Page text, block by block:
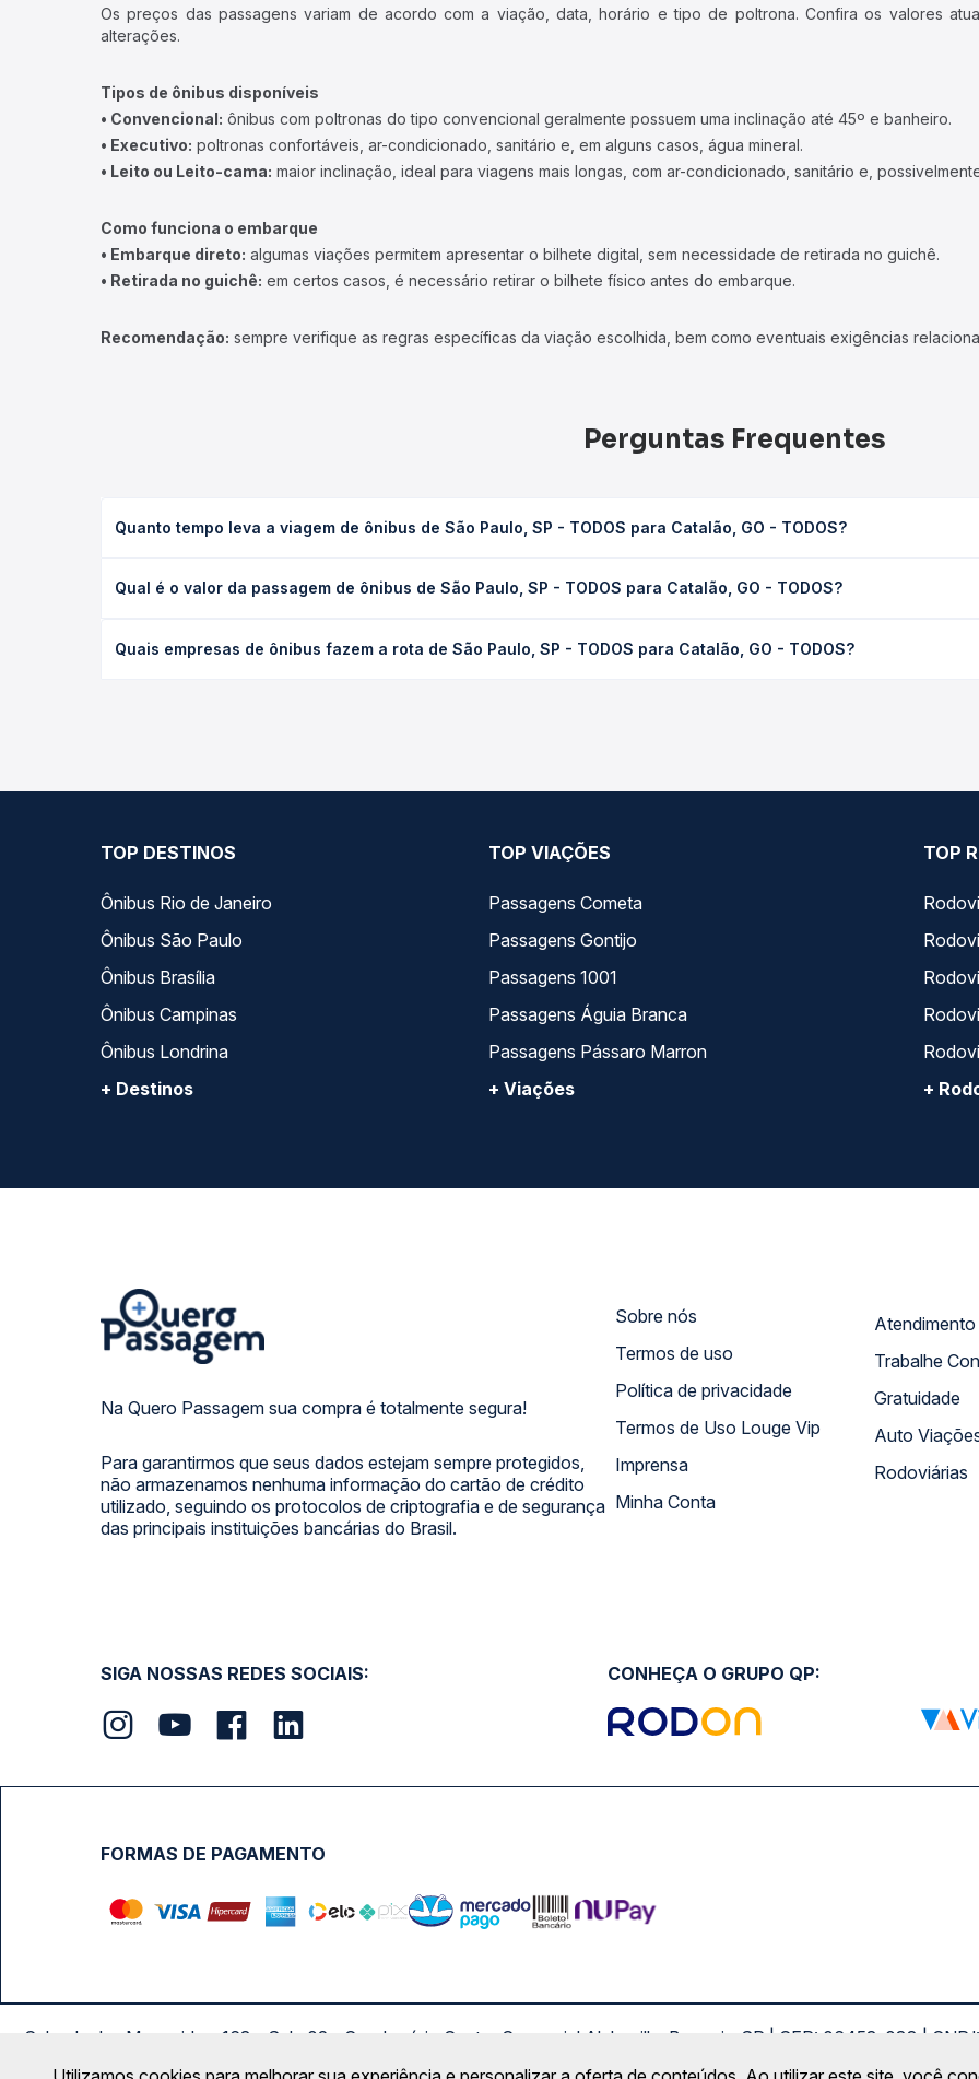
Os preços das passagens variam de acordo com a viação, data, horário e tipo de poltrona. Confira os valores
alterações.
Tipos de ônibus disponíveis
• Convencional: ônibus com poltronas do tipo convencional geralmente possuem uma inclinação até 45º e banheiro.
• Executivo: poltronas confortáveis, ar-condicionado, sanitário e, em alguns casos, água mineral.
• Leito ou Leito-cama: maior inclinação, ideal para viagens mais longas, com ar-condicionado, sanitário e,
Como funciona o embarque
• Embarque direto: algumas viações permitem apresentar o bilhete digital, sem necessidade de retirada no guichê.
• Retirada no guichê: em certos casos, é necessário retirar o bilhete físico antes do embarque.
Recomendação: sempre verifique as regras específicas da viação escolhida, bem como eventuais exigências
Perguntas Frequentes
Quanto tempo leva a viagem de ônibus de São Paulo, SP - TODOS para Catalão, GO - TODOS?
executivo ou leito) e as condições de tráfego. Na Quero Passagem você consulta os horários disponíveis e vê a
Qual é o valor da passagem de ônibus de São Paulo, SP - TODOS para Catalão, GO - TODOS?
de poltrona e a antecedência da compra. Na Quero Passagem você compara os preços de todas as viações em
Quais empresas de ônibus fazem a rota de São Paulo, SP - TODOS para Catalão, GO - TODOS?
TOP DESTINOS
Ônibus Rio de Janeiro
Ônibus São Paulo
Ônibus Brasília
Ônibus Campinas
Ônibus Londrina
+ Destinos
TOP VIAÇÕES
Passagens Cometa
Passagens Gontijo
Passagens 1001
Passagens Águia Branca
Passagens Pássaro Marron
+ Viações
TOP
+
Na Quero Passagem sua compra é totalmente segura!
Para garantirmos que seus dados estejam sempre protegidos,
não armazenamos nenhuma informação do cartão de crédito
utilizado, seguindo os protocolos de criptografia e de segurança
das principais instituições bancárias do Brasil.
Sobre nós
Termos de uso
Política de privacidade
Termos de Uso Louge Vip
Imprensa
Minha Conta
Trabalhe
Gratuidade
Auto
Rodoviárias
SIGA NOSSAS REDES SOCIAIS: CONHEÇA O GRUPO QP:
FORMAS DE PAGAMENTO
Calçada das Margaridas, 163 - Sala 02 - Condomínio Centro Comercial Alphaville, Barueri - SP | CEP: 06453-038 |
Copyright 2026 © QueroPassagem.com.br